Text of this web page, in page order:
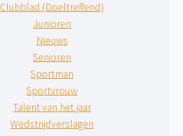
Clubblad (Doeltreffend)
Junioren
Nieuws
Senioren
Sportman
Sportvrouw
Talent van het jaar
Wedstrijdverslagen